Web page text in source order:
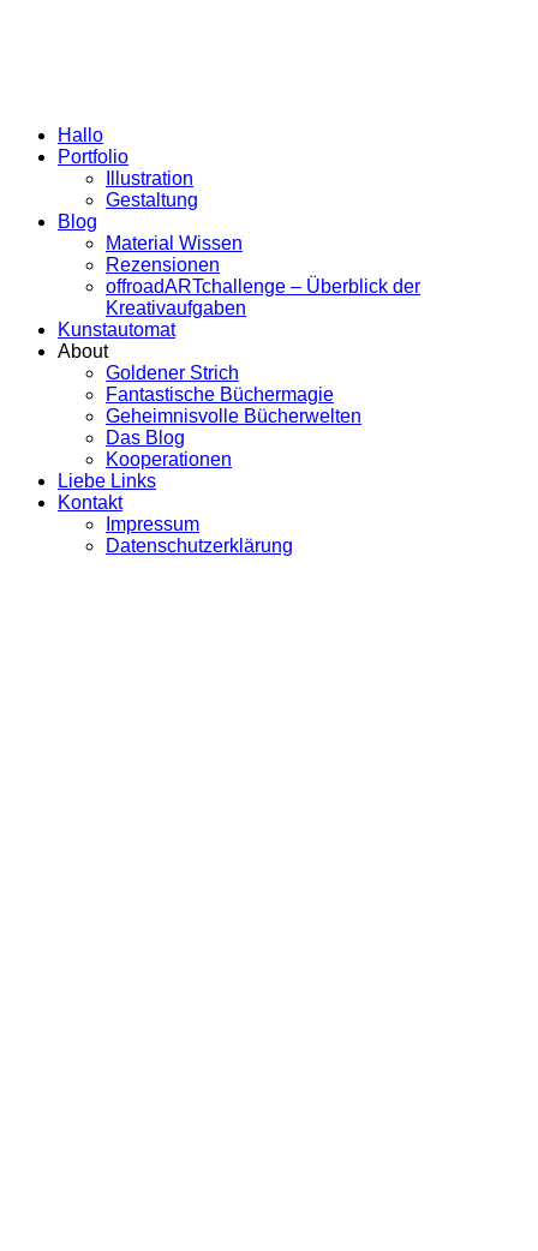
Hallo
Portfolio
Illustration
Gestaltung
Blog
Material Wissen
Rezensionen
offroadARTchallenge – Überblick der
Kreativaufgaben
Kunstautomat
About
Goldener Strich
Fantastische Büchermagie
Geheimnisvolle Bücherwelten
Das Blog
Kooperationen
Liebe Links
Kontakt
Impressum
Datenschutzerklärung